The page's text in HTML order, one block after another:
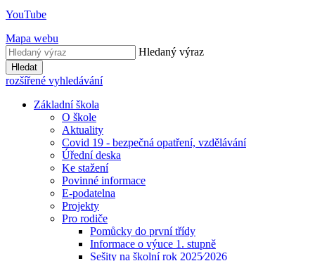
YouTube
Mapa webu
Hledaný výraz
Hledat
rozšířené vyhledávání
Základní škola
O škole
Aktuality
Covid 19 - bezpečná opatření, vzdělávání
Úřední deska
Ke stažení
Povinné informace
E-podatelna
Projekty
Pro rodiče
Pomůcky do první třídy
Informace o výuce 1. stupně
Sešity na školní rok 2025⁄2026